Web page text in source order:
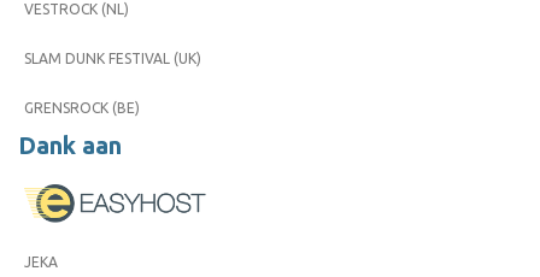
VESTROCK (NL)
SLAM DUNK FESTIVAL (UK)
GRENSROCK (BE)
Dank aan
JEKA